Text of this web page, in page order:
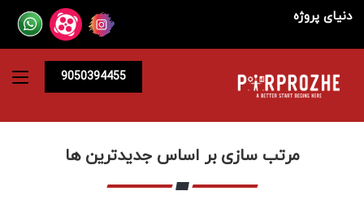
دنیای پروژه
9050394455
مرتب سازی بر اساس جدیدترین ها